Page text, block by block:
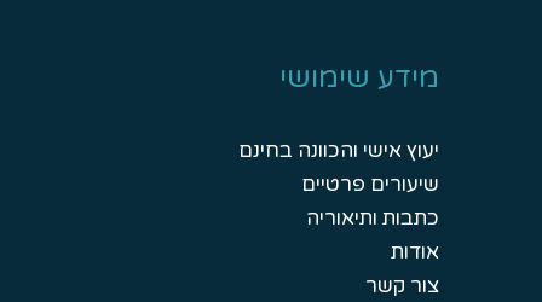
מידע שימושי
יעוץ אישי והכוונה בחינם
שיעורים פרטיים
כתבות ותיאוריה
אודות
צור קשר